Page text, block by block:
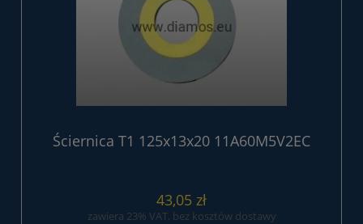
Ściernica T1 125x13x20 11A60M5V2EC
43,05 zł
zawiera 23% VAT, bez kosztów dostawy